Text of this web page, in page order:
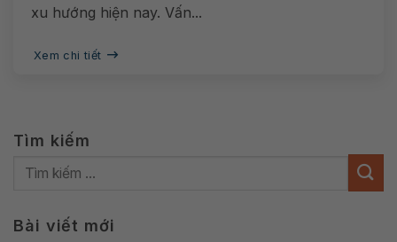
xu hướng hiện nay. Vấn...
Xem chi tiết
Tìm kiếm
Bài viết mới